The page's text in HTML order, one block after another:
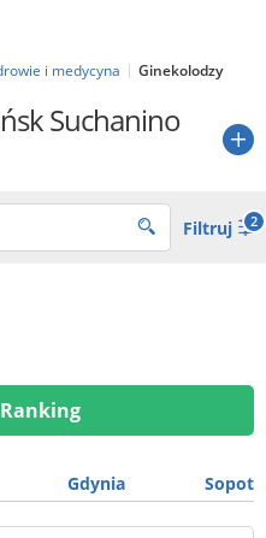
i medycyna Ginekolodzy
Suchanino
Filtruj 2
Gdynia Sopot